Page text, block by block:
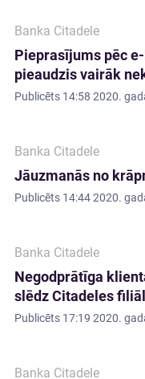
Banka Citadele
Pieprasījums pēc
pieaudzis vairāk
Publicēts 14:58 2020.
Banka Citadele
Jāuzmanās no
Publicēts 14:44 2020.
Banka Citadele
Negodprātīga
slēdz Citadeles
Publicēts 17:19 2020.
Banka Citadele